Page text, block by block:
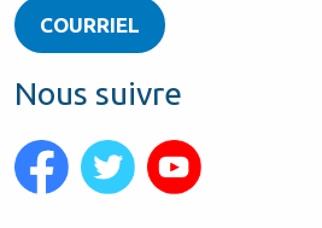
COURRIEL
Nous suivre